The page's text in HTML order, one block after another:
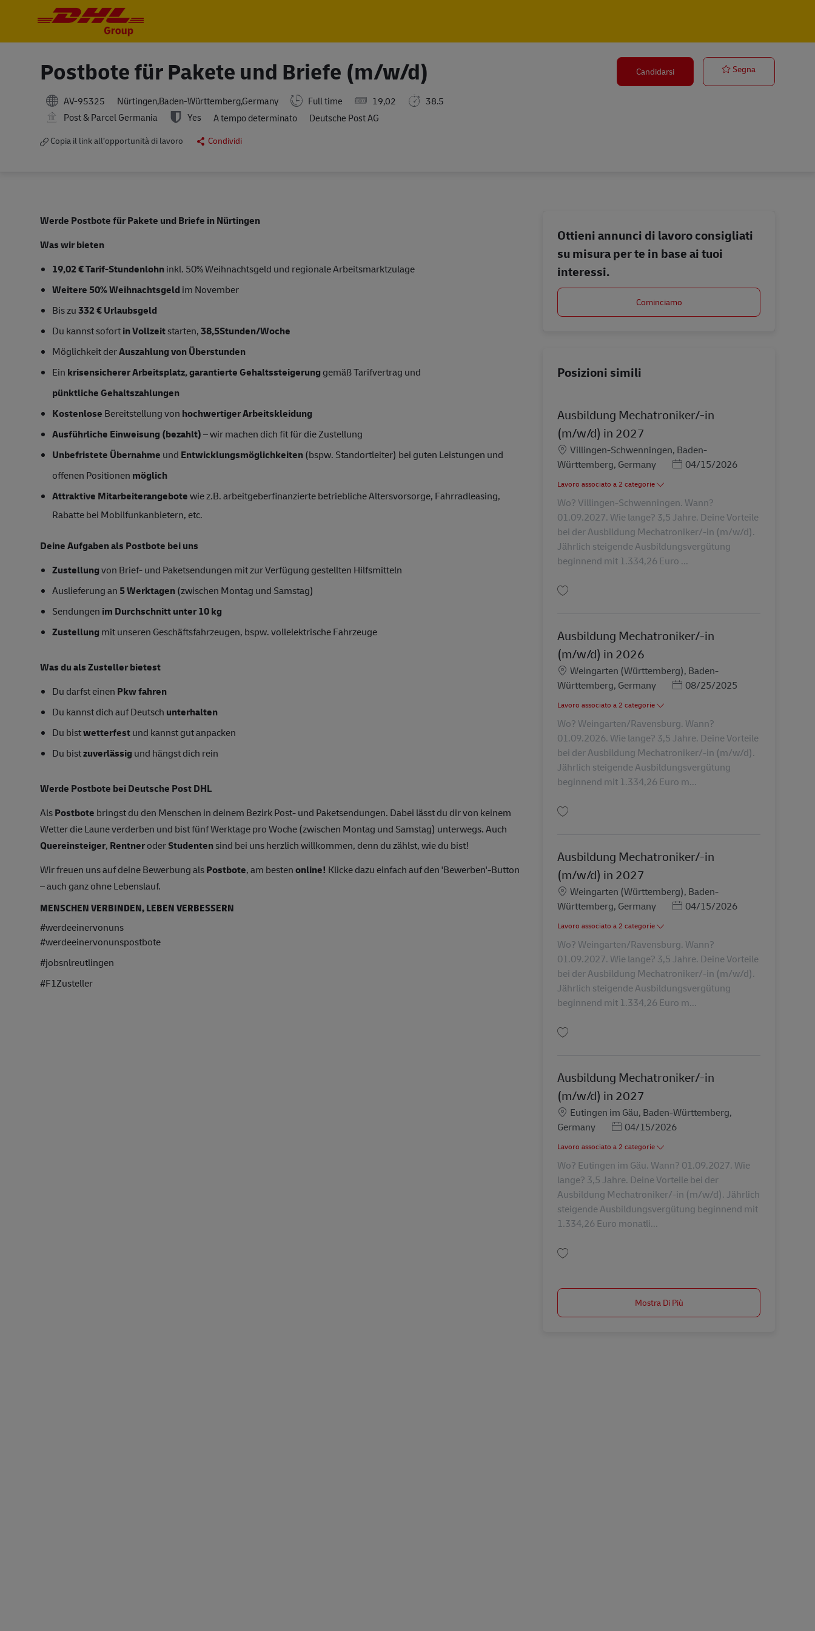
Postbote für Pakete und Briefe (m/w/d)
AV-95325 Nürtingen,Baden-Württemberg,Germany Full time 19,02
38.5
Post & Parcel Germania
Yes A tempo determinato Deutsche Post AG
Copia il link all’opportunità di lavoro Condividi
Candidarsi SegnaPostbote für
Werde Postbote für Pakete und Briefe in Nürtingen
Was wir bieten
19,02 € Tarif-Stundenlohninkl. 50% Weihnachtsgeld und regionale Arbeitsmarktzulage
Weitere 50% Weihnachtsgeldim November
Bis zu332 € Urlaubsgeld
Du kannst sofortin Vollzeitstarten,38,5Stunden/Woche
Möglichkeit derAuszahlung von Überstunden
Ein krisensicherer Arbeitsplatz, garantierte Gehaltssteigerung gemäß Tarifvertrag und
pünktliche Gehaltszahlungen
Kostenlose Bereitstellung von hochwertiger Arbeitskleidung
Ausführliche Einweisung (bezahlt)– wir machen dich fit für die Zustellung
Unbefristete Übernahme und Entwicklungsmöglichkeiten(bspw. Standortleiter) bei guten Leistungen und
offenen Positionen möglich
Attraktive Mitarbeiterangebotewie z.B. arbeitgeberfinanzierte betriebliche Altersvorsorge, Fahrradleasing,
Rabatte bei Mobilfunkanbietern, etc.
Deine Aufgaben als Postbote bei uns
Zustellungvon Brief- und Paketsendungen mit zur Verfügung gestellten Hilfsmitteln
Auslieferung an5 Werktagen(zwischen Montag und Samstag)
Sendungen im Durchschnitt unter 10 kg
Zustellung mit unseren Geschäftsfahrzeugen, bspw. vollelektrische Fahrzeuge
Was du als Zusteller bietest
Du darfst einen Pkw fahren
Du kannst dich auf Deutsch unterhalten
Du bistwetterfestund kannst gut anpacken
Du bistzuverlässig und hängst dich rein
Werde Postbote bei Deutsche Post DHL
AlsPostbote bringst du den Menschen in deinem Bezirk Post- und Paketsendungen. Dabei lässt du dir von keinem
Wetter die Laune verderben und bist fünf Werktage pro Woche (zwischen Montag und Samstag) unterwegs. Auch
Quereinsteiger, RentneroderStudentensind bei uns herzlich willkommen, denn du zählst, wie du bist!
Wir freuen uns auf deine Bewerbung alsPostbote, am bestenonline! Klicke dazu einfach auf den 'Bewerben'-Button
– auch ganz ohne Lebenslauf.
MENSCHEN VERBINDEN, LEBEN VERBESSERN
#werdeeinervonuns
#werdeeinervonunspostbote
#jobsnlreutlingen
#F1Zusteller
Ottieni annunci di lavoro consigliati
su misura per te in base ai tuoi
interessi.
Cominciamo
Posizioni simili
Ausbildung Mechatroniker/-in
(m/w/d) in 2027
SedeVillingen-Schwenningen, Baden-
Württemberg, Germany
Posted Date
04/15/2026
Lavoro associato a 2 categorie
Wo? Villingen-Schwenningen. Wann?
01.09.2027. Wie lange? 3,5 Jahre. Deine Vorteile
bei der Ausbildung Mechatroniker/-in (m/w/d).
Jährlich steigende Ausbildungsvergütung
beginnend mit 1.334,26 Euro ...
Ausbildung Mechatroniker/-in
(m/w/d) in 2026
SedeWeingarten (Württemberg), Baden-
Württemberg, Germany
Posted Date
08/25/2025
Lavoro associato a 2 categorie
Wo? Weingarten/Ravensburg. Wann?
01.09.2026. Wie lange? 3,5 Jahre. Deine Vorteile
bei der Ausbildung Mechatroniker/-in (m/w/d).
Jährlich steigende Ausbildungsvergütung
beginnend mit 1.334,26 Euro m...
Ausbildung Mechatroniker/-in
(m/w/d) in 2027
SedeWeingarten (Württemberg), Baden-
Württemberg, Germany
Posted Date
04/15/2026
Lavoro associato a 2 categorie
Wo? Weingarten/Ravensburg. Wann?
01.09.2027. Wie lange? 3,5 Jahre. Deine Vorteile
bei der Ausbildung Mechatroniker/-in (m/w/d).
Jährlich steigende Ausbildungsvergütung
beginnend mit 1.334,26 Euro m...
Ausbildung Mechatroniker/-in
(m/w/d) in 2027
SedeEutingen im Gäu, Baden-Württemberg,
Germany
Posted Date
04/15/2026
Lavoro associato a 2 categorie
Wo? Eutingen im Gäu. Wann? 01.09.2027. Wie
lange? 3,5 Jahre. Deine Vorteile bei der
Ausbildung Mechatroniker/-in (m/w/d). Jährlich
steigende Ausbildungsvergütung beginnend mit
1.334,26 Euro monatli...
Mostra Di Più